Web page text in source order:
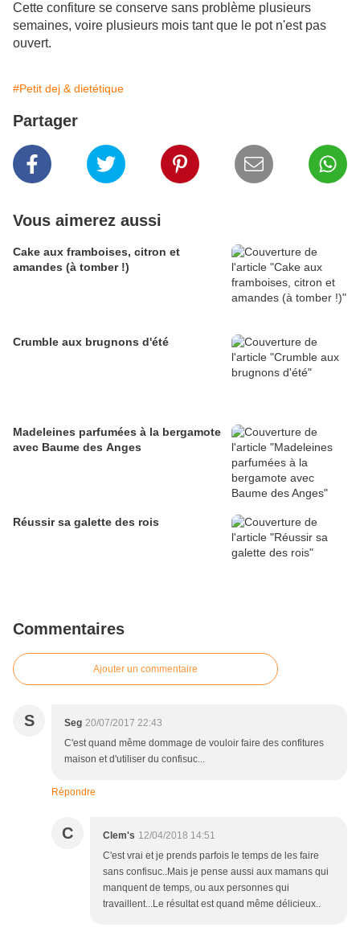
Cette confiture se conserve sans problème plusieurs
semaines, voire plusieurs mois tant que le pot n'est pas
ouvert.
#Petit dej & dietétique
Partager
Vous aimerez aussi
Cake aux framboises, citron et
amandes (à tomber !)
Crumble aux brugnons d'été
Madeleines parfumées à la bergamote
avec Baume des Anges
Réussir sa galette des rois
Commentaires
Ajouter un commentaire
S Seg 20/07/2017 22:43
C'est quand même dommage de vouloir faire des confitures
maison et d'utiliser du confisuc...
Répondre
C Clem's 12/04/2018 14:51
C'est vrai et je prends parfois le temps de les faire
sans confisuc..Mais je pense aussi aux mamans qui
manquent de temps, ou aux personnes qui
travaillent...Le résultat est quand même délicieux..